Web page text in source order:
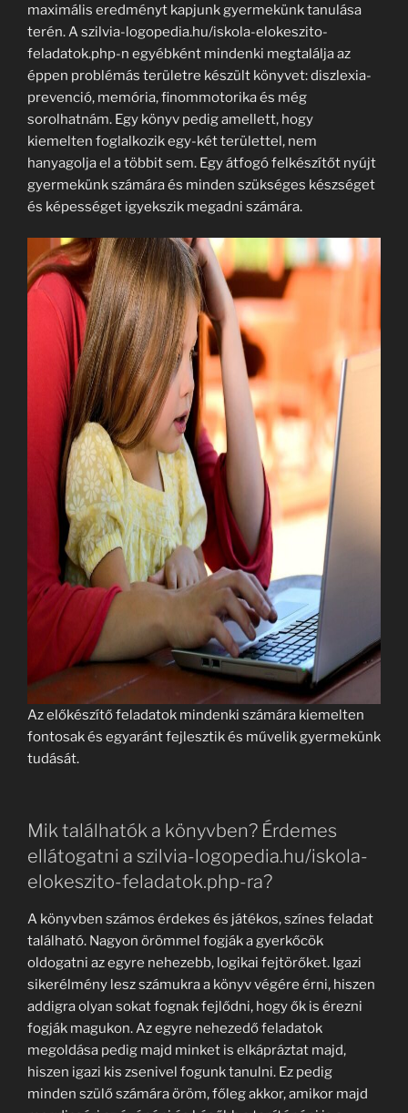
maximális eredményt kapjunk gyermekünk tanulása
terén. A szilvia-logopedia.hu/iskola-elokeszito-
feladatok.php-n egyébként mindenki megtalálja az
éppen problémás területre készült könyvet: diszlexia-
prevenció, memória, finommotorika és még
sorolhatnám. Egy könyv pedig amellett, hogy
kiemelten foglalkozik egy-két területtel, nem
hanyagolja el a többit sem. Egy átfogó felkészítőt nyújt
gyermekünk számára és minden szükséges készséget
és képességet igyekszik megadni számára.
Az előkészítő feladatok mindenki számára kiemelten
fontosak és egyaránt fejlesztik és művelik gyermekünk
tudását.
Mik találhatók a könyvben? Érdemes
ellátogatni a szilvia-logopedia.hu/iskola-
elokeszito-feladatok.php-ra?
A könyvben számos érdekes és játékos, színes feladat
található. Nagyon örömmel fogják a gyerkőcök
oldogatni az egyre nehezebb, logikai fejtörőket. Igazi
sikerélmény lesz számukra a könyv végére érni, hiszen
addigra olyan sokat fognak fejlődni, hogy ők is érezni
fogják magukon. Az egyre nehezedő feladatok
megoldása pedig majd minket is elkápráztat majd,
hiszen igazi kis zsenivel fogunk tanulni. Ez pedig
minden szülő számára öröm, főleg akkor, amikor majd